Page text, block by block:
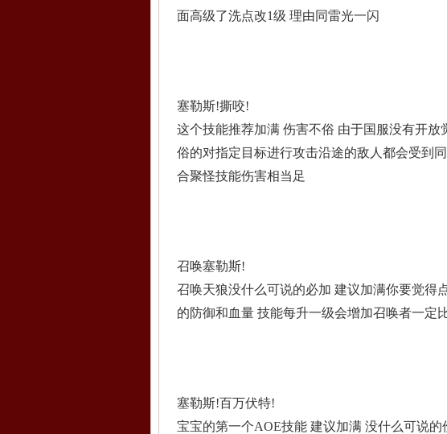
面高级了洗点改1级 理由同雷光一闪
塞勒斯!撕咬!
这个技能推荐加满 伤害不俗 由于国服没有开
俗的对指定目标进行攻击沿途的敌人都会受到
合聚怪技能伤害相当足
召唤塞勒斯!
召唤天狼没什么可说的必加 建议加满你要觉得
的防御和血量 技能每升一级会增加召唤者一定
塞勒斯!百万伏特!
宝宝的第一个AOE技能 建议加满 没什么可说